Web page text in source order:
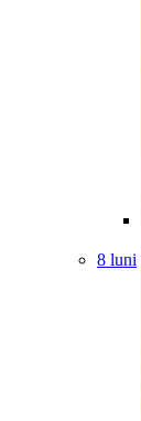
8 luni